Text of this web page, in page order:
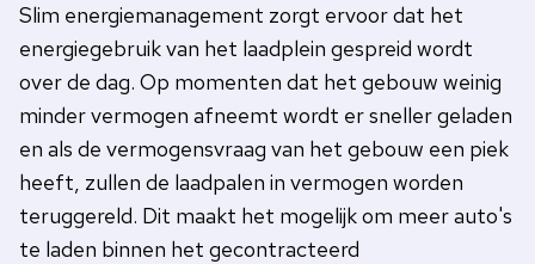
Slim energiemanagement zorgt ervoor dat het
energiegebruik van het laadplein gespreid wordt
over de dag. Op momenten dat het gebouw weinig
minder vermogen afneemt wordt er sneller geladen
en als de vermogensvraag van het gebouw een piek
heeft, zullen de laadpalen in vermogen worden
teruggereld. Dit maakt het mogelijk om meer auto's
te laden binnen het gecontracteerd